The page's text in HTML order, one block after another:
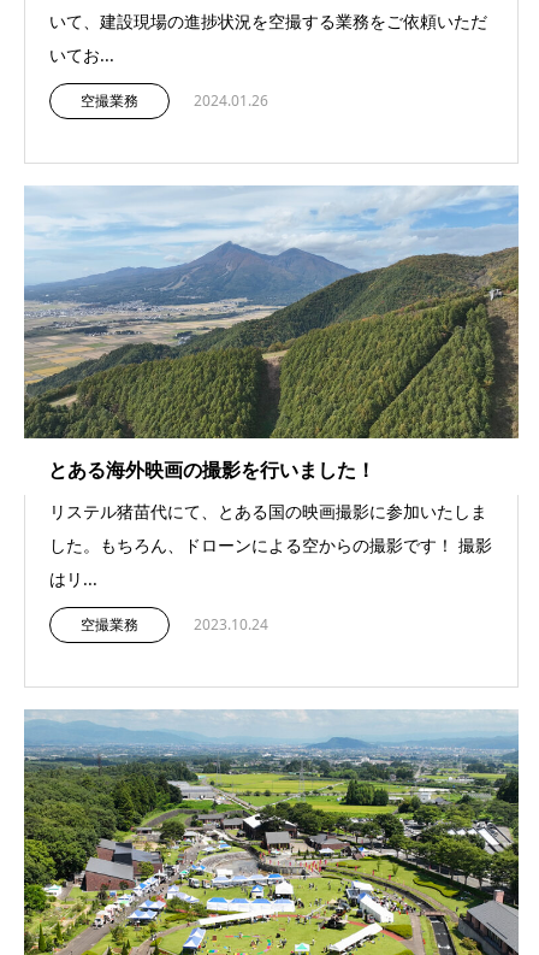
いて、建設現場の進捗状況を空撮する業務をご依頼いただ
いてお...
空撮業務 2024.01.26
とある海外映画の撮影を行いました！
リステル猪苗代にて、とある国の映画撮影に参加いたしま
した。もちろん、ドローンによる空からの撮影です！ 撮影
はリ...
空撮業務 2023.10.24